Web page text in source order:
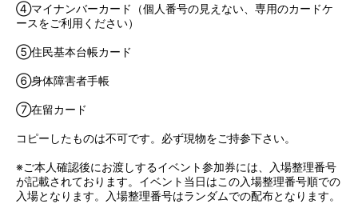
④マイナンバーカード（個人番号の見えない、専用のカードケ
ースをご利用ください）
⑤住民基本台帳カード
⑥身体障害者手帳
⑦在留カード
コピーしたものは不可です。必ず現物をご持参下さい。
※ご本人確認後にお渡しするイベント参加券には、入場整理番号
が記載されております。イベント当日はこの入場整理番号順での
入場となります。入場整理番号はランダムでの配布となります。